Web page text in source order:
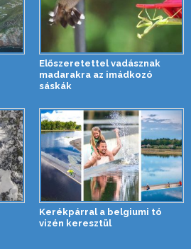
Előszeretettel vadásznak
madarakra az imádkozó
sáskák
Kerékpárral a belgiumi tó
vizén keresztül